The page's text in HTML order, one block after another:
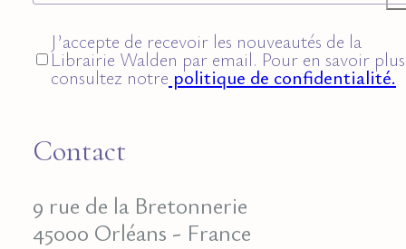
J’accepte de recevoir les nouveautés de la
Librairie Walden par email. Pour en savoir
consultez notre politique de confidentialité.
Contact
9 rue de la Bretonnerie
45000 Orléans - France